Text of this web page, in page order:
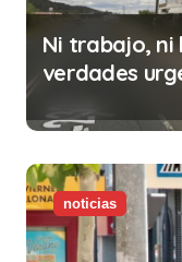
Ni trabajo, ni
verdades
noticias